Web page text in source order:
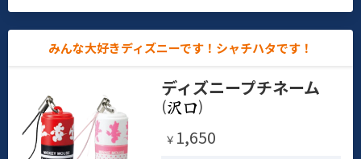
みんな大好きディズニーです！シャチハタです！
ディズニープチネーム
( )
￥ 1,650